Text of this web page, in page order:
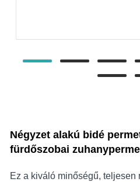
Négyzet alakú bidé
fürdőszobai
Ez a kiváló minőségű, teljesen